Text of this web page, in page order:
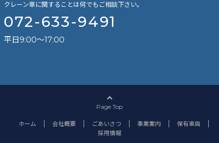
クレーン車に関することは何でもご相談下さい。
072-633-9491
平日9:00～17:00
Page Top
ホーム 会社概要 ごあいさつ 事業案内
保有車両
採用情報